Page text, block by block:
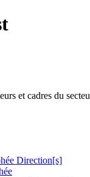
et cadres du
Direction[s]